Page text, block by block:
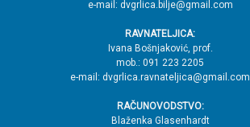
e-mail: dvgrlica.bilje@gmail.com
RAVNATELJICA:
Ivana Bošnjaković, prof.
mob.: 091 223 2205
e-mail: dvgrlica.ravnateljica@gmail.com
RAČUNOVODSTVO:
Blaženka Glasenhardt